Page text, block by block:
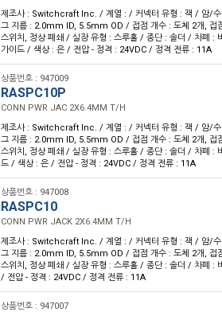
제조사 : Switchcraft Inc. / 계열 : / 커넥터 유형 : 잭 / 암/수
그 지름 : 2.0mm ID, 5.5mm OD / 접점 개수 : 도체 2개, 접
스위치, 정상 폐쇄 / 실장 유형 : 스루홀 / 종단 : 솔더 / 차폐 :
가이드 / 색상 : 은 / 전압 - 정격 : 24VDC / 정격 전류 : 11A
상품번호 : 947009
RASPC10P
CONN PWR JAC 2X6.4MM T/H
제조사 : Switchcraft Inc. / 계열 : / 커넥터 유형 : 잭 / 암/수
그 지름 : 2.0mm ID, 5.5mm OD / 접점 개수 : 도체 2개, 접
스위치, 정상 폐쇄 / 실장 유형 : 스루홀 / 종단 : 솔더 / 차폐 :
드 / 색상 : 은 / 전압 - 정격 : 24VDC / 정격 전류 : 11A
상품번호 : 947008
RASPC10
CONN PWR JACK 2X6.4MM T/H
제조사 : Switchcraft Inc. / 계열 : / 커넥터 유형 : 잭 / 암/수
그 지름 : 2.0mm ID, 5.5mm OD / 접점 개수 : 도체 2개, 접
스위치, 정상 폐쇄 / 실장 유형 : 스루홀 / 종단 : 솔더 / 차폐 :
/ 전압 - 정격 : 24VDC / 정격 전류 : 11A
상품번호 : 947007